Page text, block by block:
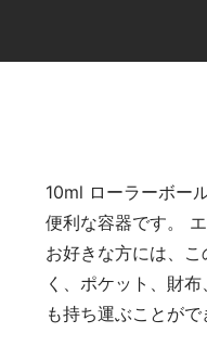
10ml ローラーボー
便利な容器です。
お好きな方には、
く、ポケット、財
も持ち運ぶことがで